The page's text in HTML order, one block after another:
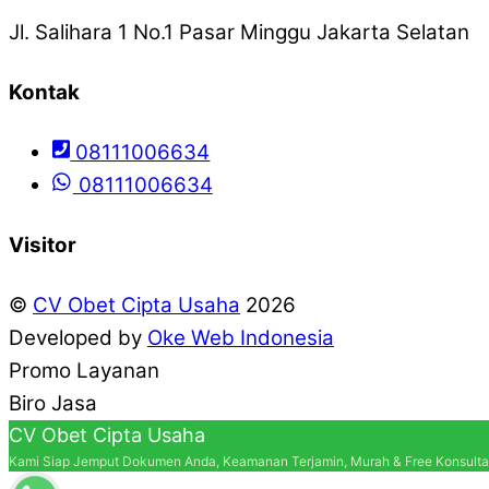
Jl. Salihara 1 No.1 Pasar Minggu Jakarta Selatan
Kontak
08111006634
08111006634
Visitor
© CV Obet Cipta Usaha 2026
Developed by Oke Web Indonesia
Promo Layanan
Biro Jasa
CV Obet Cipta Usaha
Kami Siap Jemput Dokumen Anda, Keamanan Terjamin, Murah & Free